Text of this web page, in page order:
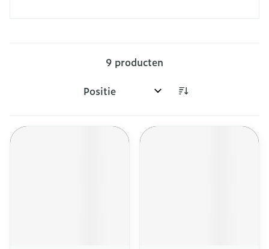
9 producten
Sorteer op: